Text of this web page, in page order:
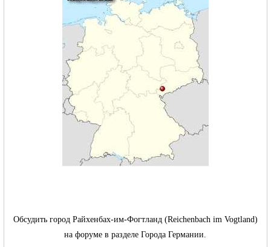
Обсудить город Райхенбах-им-Фогтланд (Reichenbach im Vogtland)
на форуме в разделе Города Германии.